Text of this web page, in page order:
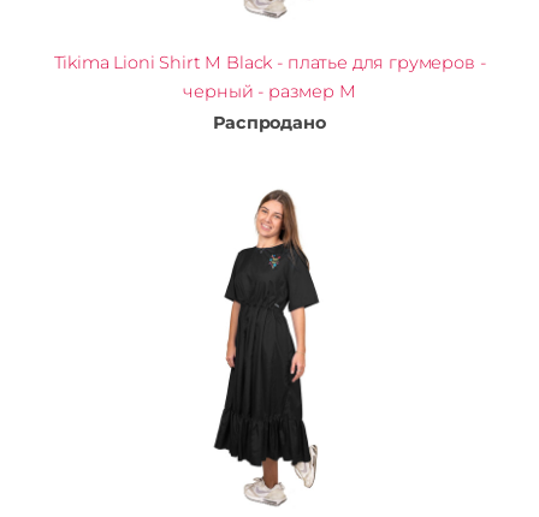
Tikima Lioni Shirt M Black - платье для грумеров -
черный - размер M
Распродано